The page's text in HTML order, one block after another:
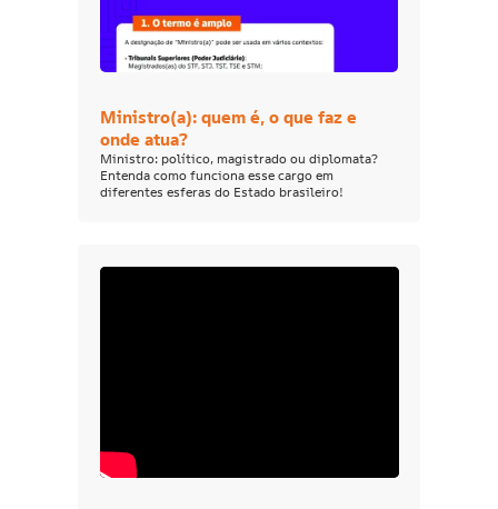
Ministro(a): quem é, o que faz e
onde atua?
Ministro: político, magistrado ou diplomata?
Entenda como funciona esse cargo em
diferentes esferas do Estado brasileiro!